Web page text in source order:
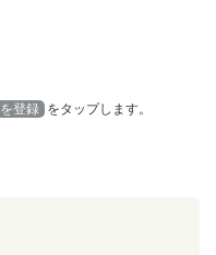
登録 をタップします。